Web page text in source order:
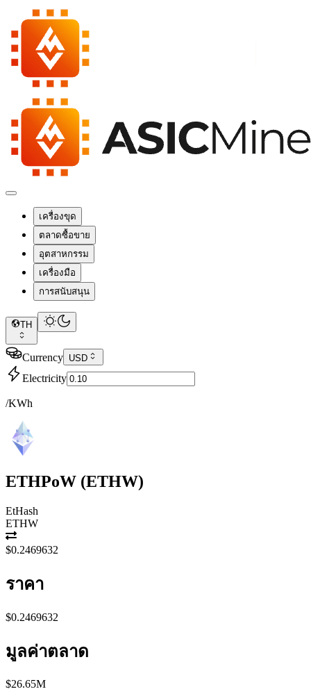
เครื่องขุด
ตลาดซื้อขาย
อุตสาหกรรม
เครื่องมือ
การสนับสนุน
TH
Currency USD
Electricity
/KWh
ETHPoW (ETHW)
EtHash
ETHW
$0.2469632
ราคา
$0.2469632
มูลค่าตลาด
$26.65M